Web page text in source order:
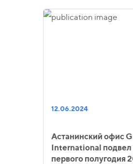
12.06.2024
Астанинский офис
International подвел
первого полугодия